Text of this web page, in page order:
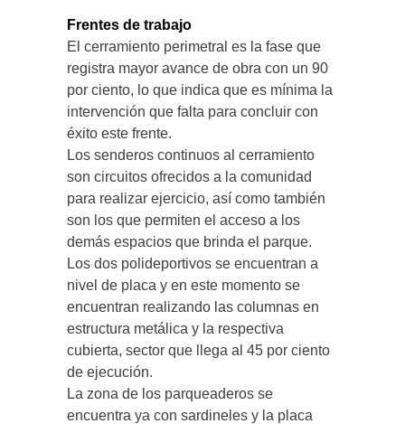
Frentes de trabajo
El cerramiento perimetral es la fase que
registra mayor avance de obra con un 90
por ciento, lo que indica que es mínima la
intervención que falta para concluir con
éxito este frente.
Los senderos continuos al cerramiento
son circuitos ofrecidos a la comunidad
para realizar ejercicio, así como también
son los que permiten el acceso a los
demás espacios que brinda el parque.
Los dos polideportivos se encuentran a
nivel de placa y en este momento se
encuentran realizando las columnas en
estructura metálica y la respectiva
cubierta, sector que llega al 45 por ciento
de ejecución.
La zona de los parqueaderos se
encuentra ya con sardineles y la placa